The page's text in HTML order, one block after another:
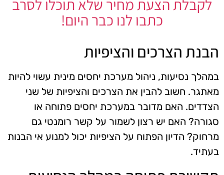
לקבלת הצעת מחיר שלא תוכלו לסרב
כתבו לנו כבר היום!
הבנת הצרכים והציפיות
במהלך נסיעות, ניהול מערכת יחסים מינית עשוי להיות
מאתגר. חשוב להבין את הצרכים והציפיות של שני
הצדדים. האם מדובר במערכת יחסים פתוחה או
סגורה? האם יש רצון לשמור על קשר רומנטי גם
מרחוק? הדיון הפתוח על הציפיות יכול למנוע אי הבנות
בעתיד.